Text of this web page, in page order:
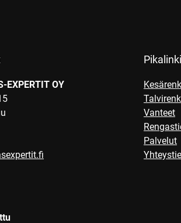
EXPERTIT OY
Vanteet
Palvelut